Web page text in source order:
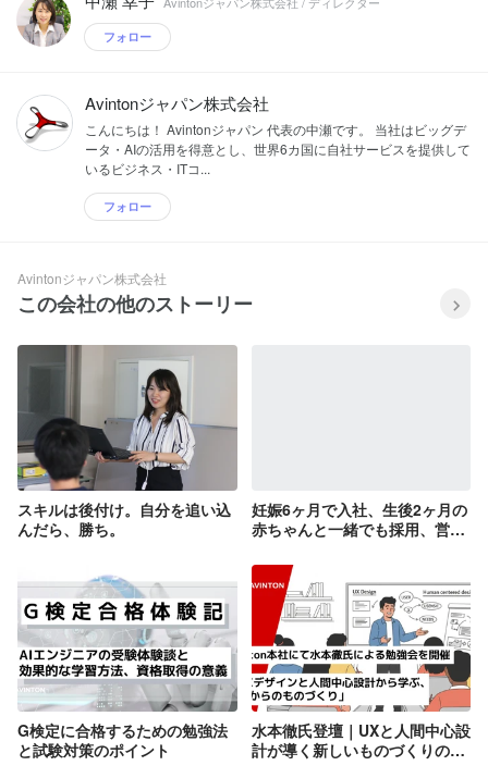
フォロー
Avintonジャパン株式会社
こんにちは！ Avintonジャパン 代表の中瀬です。 当社はビッグデ
ータ・AIの活用を得意とし、世界6カ国に自社サービスを提供して
いるビジネス・ITコ...
フォロー
Avintonジャパン株式会社
この会社の他のストーリー
スキルは後付け。自分を追い込
んだら、勝ち。
妊娠6ヶ月で入社、生後2ヶ月の
赤ちゃんと一緒でも採用、営業
G検定に合格するための勉強法
と試験対策のポイント
水本徹氏登壇｜UXと人間中心設
計が導く新しいものづくりのか